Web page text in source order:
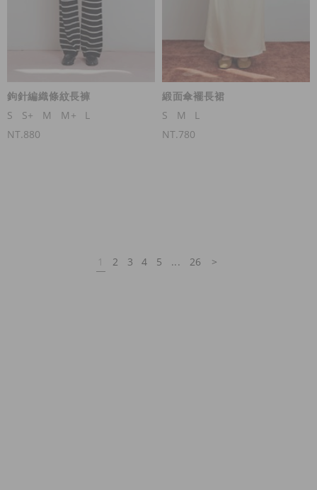
鉤針編織條紋長褲
S
S+ M M+
L
NT.880
緞面傘襬長裙
S
M
L
NT.780
1 2 3 4 5 ... 26